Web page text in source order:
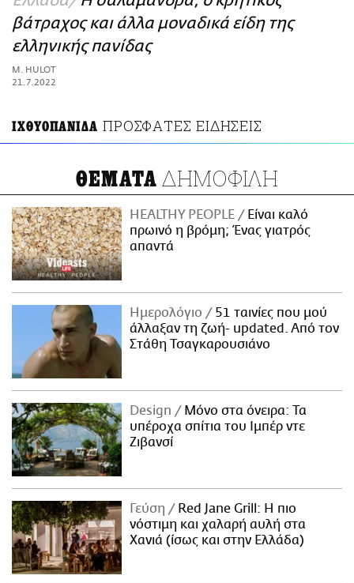
ΑΜΠΑ
PRINT
βάτραχος και άλλα μοναδικά είδη της
ελληνικής πανίδας
M. HULOT
21.7.2022
ΙΧΘΥΟΠΑΝΙΔΑ ΠΡΟΣΦΑΤΕΣ ΕΙΔΗΣΕΙΣ
ΘΕΜΑΤΑ ΔΗΜΟΦΙΛΗ
HEALTHY PEOPLE
Είναι καλό
πρωινό η βρόμη; Ένας γιατρός
απαντά
Ημερολόγιο
51 ταινίες που μού
άλλαξαν τη ζωή- updated. Aπό τον
Στάθη Τσαγκαρουσιάνο
Design
Μόνο στα όνειρα: Τα
υπέροχα σπίτια του Ιμπέρ ντε
Ζιβανσί
Γεύση
Red Jane Grill: Η πιο
νόστιμη και χαλαρή αυλή στα
Χανιά (ίσως και στην Ελλάδα)